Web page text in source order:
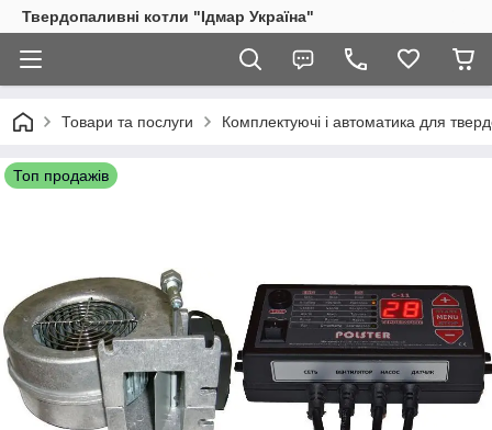
Твердопаливні котли "Ідмар Україна"
Товари та послуги Комплектуючі і автоматика для
Топ продажів